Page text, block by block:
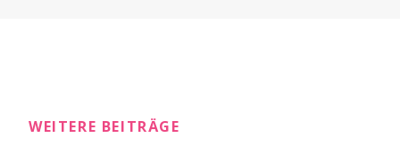
WEITERE BEITRÄGE